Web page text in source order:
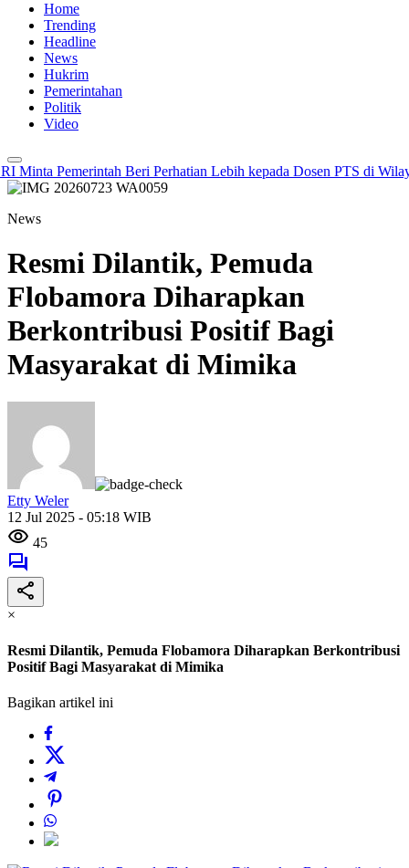
Home
Trending
Headline
News
Hukrim
Pemerintahan
Politik
Video
Pemerintah Beri Perhatian Lebih kepada Dosen PTS di Wilayah
News
Resmi Dilantik, Pemuda
Flobamora Diharapkan
Berkontribusi Positif Bagi
Masyarakat di Mimika
Etty Weler
12 Jul 2025 - 05:18 WIB
45
×
Resmi Dilantik, Pemuda Flobamora Diharapkan Berkontribusi
Positif Bagi Masyarakat di Mimika
Bagikan artikel ini